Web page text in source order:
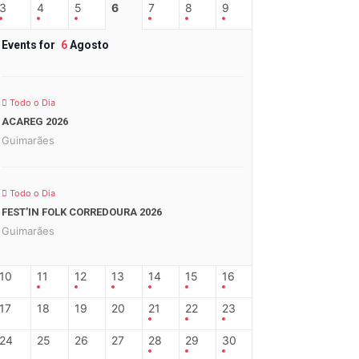
3 4 5 6 7 8 9
Events for 6Agosto
Todo o Dia
ACAREG 2026
Guimarães
Todo o Dia
FEST’IN FOLK CORREDOURA 2026
Guimarães
10 11 12 13 14 15 16
17 18 19 20 21 22 23
24 25 26 27 28 29 30